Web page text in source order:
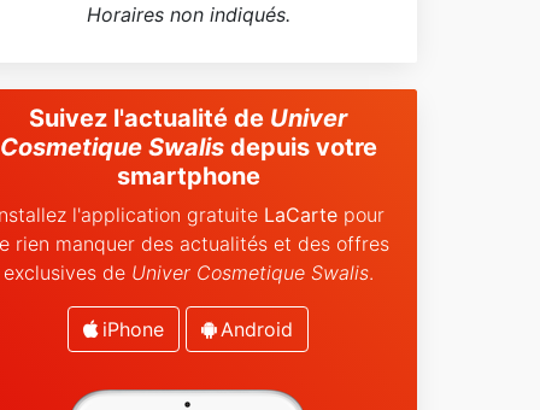
Horaires non indiqués.
Suivez l'actualité de Univer
Cosmetique Swalisdepuis votre
smartphone
l'application gratuite LaCartepour
rien manquer des actualités et des offres
exclusives de Univer Cosmetique Swalis.
iPhone Android